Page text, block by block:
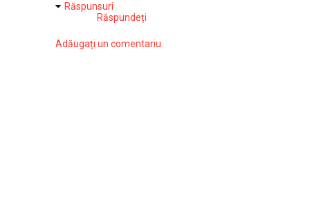
Răspunsuri
Răspundeți
Adăugați un comentariu